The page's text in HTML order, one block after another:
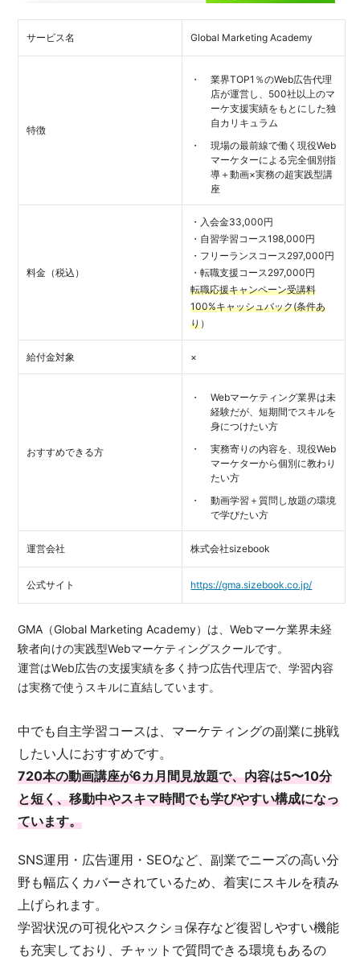
サービス名 Global Marketing Academy
特徴
業界TOP1％のWeb広告代理
店が運営し、500社以上のマ
ーケ支援実績をもとにした独
自カリキュラム
現場の最前線で働く現役Web
マーケターによる完全個別指
導＋動画×実務の超実践型講
座
料金（税込）
・入会金33,000円
・自習学習コース198,000円
・フリーランスコース297,000円
・転職支援コース297,000円
転職応援キャンペーン受講料
100%キャッシュバック(条件あ
り）
給付金対象 ×
おすすめできる方
Webマーケティング業界は未
経験だが、短期間でスキルを
身につけたい方
実務寄りの内容を、現役Web
マーケターから個別に教わり
たい方
動画学習＋質問し放題の環境
で学びたい方
運営会社 株式会社sizebook
公式サイト https://gma.sizebook.co.jp/
GMA（Global Marketing Academy）は、Webマーケ業界未経
験者向けの実践型Webマーケティングスクールです。
運営はWeb広告の支援実績を多く持つ広告代理店で、学習内容
は実務で使うスキルに直結しています。
中でも自主学習コースは、マーケティングの副業に挑戦
したい人におすすめです。
720本の動画講座が6カ月間見放題で、内容は5〜10分
と短く、移動中やスキマ時間でも学びやすい構成になっ
ています。
SNS運用・広告運用・SEOなど、副業でニーズの高い分
野も幅広くカバーされているため、着実にスキルを積み
上げられます。
学習状況の可視化やスクショ保存など復習しやすい機能
も充実しており、チャットで質問できる環境もあるの